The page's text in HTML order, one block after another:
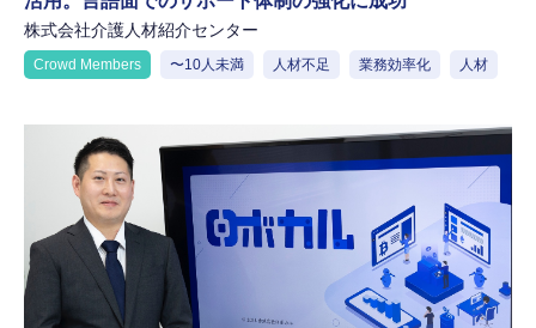
株式会社介護人材紹介センター
Crowd Members 〜10人未満 人材不足 業務効率化 人材